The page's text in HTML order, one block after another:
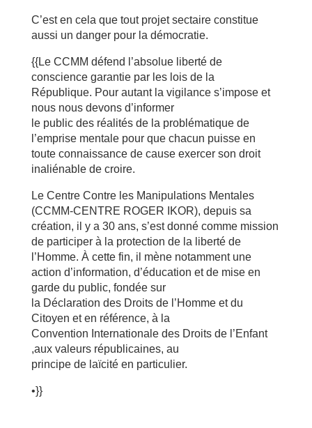
C’est en cela que tout projet sectaire constitue
aussi un danger pour la démocratie.
{{Le CCMM défend l’absolue liberté de
conscience garantie par les lois de la
République. Pour autant la vigilance s’impose et
nous nous devons d’informer
le public des réalités de la problématique de
l’emprise mentale pour que chacun puisse en
toute connaissance de cause exercer son droit
inaliénable de croire.
Le Centre Contre les Manipulations Mentales
(CCMM-CENTRE ROGER IKOR), depuis sa
création, il y a 30 ans, s’est donné comme mission
de participer à la protection de la liberté de
l’Homme. À cette fin, il mène notamment une
action d’information, d’éducation et de mise en
garde du public, fondée sur
la Déclaration des Droits de l’Homme et du
Citoyen et en référence, à la
Convention Internationale des Droits de l’Enfant
,aux valeurs républicaines, au
principe de laïcité en particulier.
•}}